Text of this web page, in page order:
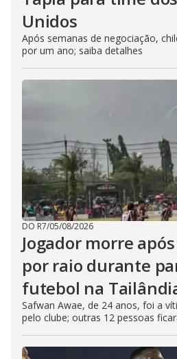
Unidos
Após semanas de negociação,
por um ano; saiba detalhes
DO R7/05/08/2026
Jogador morre
por raio durante
futebol na
Safwan Awae, de 24 anos, foi a
pelo clube; outras 12 pessoas